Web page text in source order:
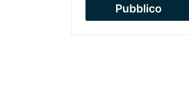
Pubblico